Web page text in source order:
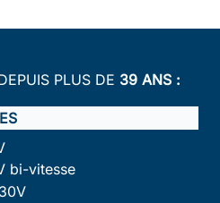
PLUS DE 39 ANS :
bi-vitesse